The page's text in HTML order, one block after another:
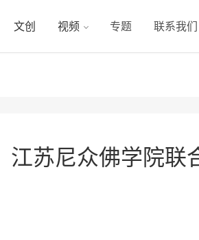
文创 视频 专题 联系我们
苏尼众佛学院联